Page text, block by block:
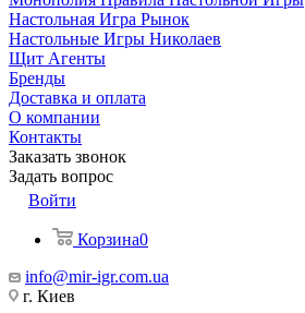
Настольная Игра Рынок
Настольные Игры Николаев
Щит Агенты
Бренды
Доставка и оплата
О компании
Контакты
Заказать звонок
Задать вопрос
Войти
Корзина0
info@mir-igr.com.ua
г. Киев